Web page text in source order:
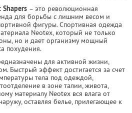
– это революционная
для борьбы с лишним весом и
фигуры. Спортивная одежда
Neotex, который не только
но и дает организму мощный
похудения.
для активной жизни,
Быстрый эффект достигается за счет
тела под одеждой,
в зоне талии, живота,
материалу Neotex вся влага от
оставляя белье, прилегающее к